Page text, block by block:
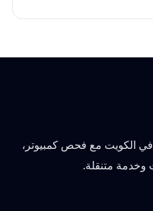
الكويت مع فحص كمبيوتر،
وخدمة متنقلة.